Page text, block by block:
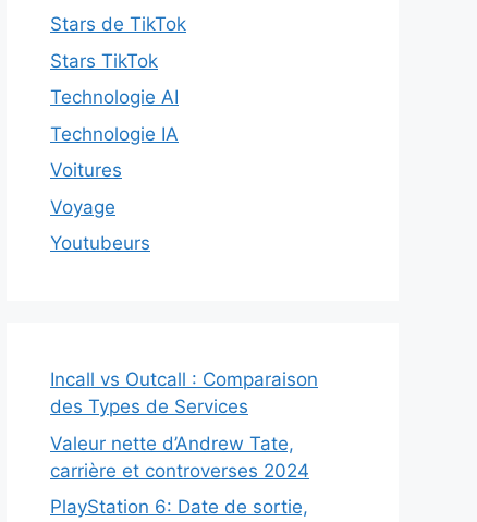
Stars de TikTok
Stars TikTok
Technologie AI
Technologie IA
Voitures
Voyage
Youtubeurs
Incall vs Outcall : Comparaison
des Types de Services
Valeur nette d’Andrew Tate,
carrière et controverses 2024
PlayStation 6: Date de sortie,